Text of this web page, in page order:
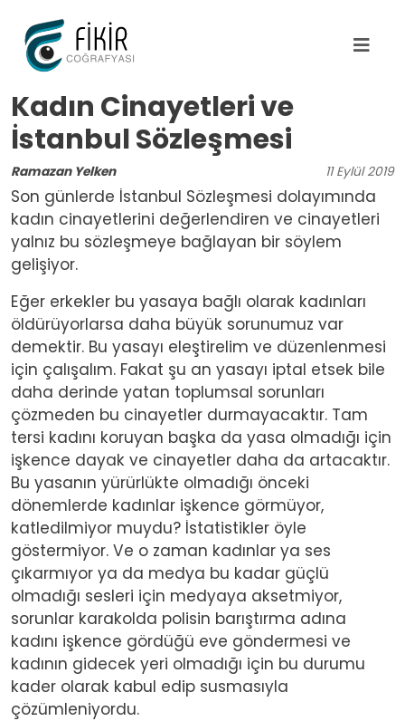
Kadın Cinayetleri ve
İstanbul Sözleşmesi
Ramazan Yelken 11 Eylül 2019
Son günlerde İstanbul Sözleşmesi dolayımında
kadın cinayetlerini değerlendiren ve cinayetleri
yalnız bu sözleşmeye bağlayan bir söylem
gelişiyor.
Eğer erkekler bu yasaya bağlı olarak kadınları
öldürüyorlarsa daha büyük sorunumuz var
demektir. Bu yasayı eleştirelim ve düzenlenmesi
için çalışalım. Fakat şu an yasayı iptal etsek bile
daha derinde yatan toplumsal sorunları
çözmeden bu cinayetler durmayacaktır. Tam
tersi kadını koruyan başka da yasa olmadığı için
işkence dayak ve cinayetler daha da artacaktır.
Bu yasanın yürürlükte olmadığı önceki
dönemlerde kadınlar işkence görmüyor,
katledilmiyor muydu? İstatistikler öyle
göstermiyor. Ve o zaman kadınlar ya ses
çıkarmıyor ya da medya bu kadar güçlü
olmadığı sesleri için medyaya aksetmiyor,
sorunlar karakolda polisin barıştırma adına
kadını işkence gördüğü eve göndermesi ve
kadının gidecek yeri olmadığı için bu durumu
kader olarak kabul edip susmasıyla
çözümleniyordu.